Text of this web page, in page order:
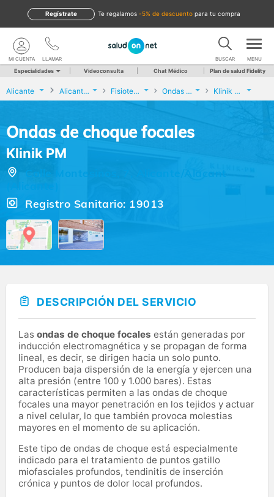
te regalamos -5% de descuento para tu compra
Regístrate
LLAMAR
MI CUENTA BUSCAR MENU
Especialidades Videoconsulta Chat Médico Plan de salud Fidelity
Alicante Alicante/Alacant Fisioterapia Ondas de choque focales Klinik PM
Ondas de choque focales
Klinik PM
Calle Montesinos, 7, Alicante/Alacant
Registro Sanitario: 19013
DESCRIPCIÓN DEL SERVICIO
Las ondas de choque focales están generadas por
inducción electromagnética y se propagan de forma
lineal, es decir, se dirigen hacia un solo punto.
Producen baja dispersión de la energía y ejercen una
alta presión (entre 100 y 1.000 bares). Estas
características permiten a las ondas de choque
focales una mayor penetración en los tejidos y actuar
a nivel celular, lo que también provoca molestias
mayores en el momento de su aplicación.
Este tipo de ondas de choque está especialmente
indicado para el tratamiento de puntos gatillo
miofasciales profundos, tendinitis de inserción
crónica y puntos de dolor local profundos.